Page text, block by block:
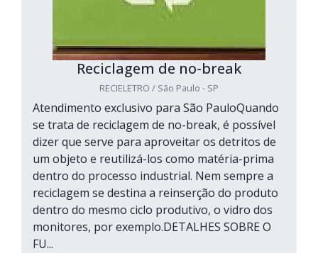
Reciclagem de no-break
RECIELETRO / São Paulo - SP
Atendimento exclusivo para São PauloQuando
se trata de reciclagem de no-break, é possível
dizer que serve para aproveitar os detritos de
um objeto e reutilizá-los como matéria-prima
dentro do processo industrial. Nem sempre a
reciclagem se destina a reinserção do produto
dentro do mesmo ciclo produtivo, o vidro dos
monitores, por exemplo.DETALHES SOBRE O
FU...